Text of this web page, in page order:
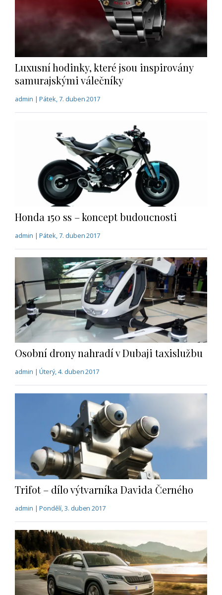
Luxusní hodinky, které jsou inspirovány
samurajskými válečníky
admin | Pátek, 7. duben 2017
Honda 150 ss – koncept budoucnosti
admin | Pátek, 7. duben 2017
Osobní drony nahradí v Dubaji taxislužbu
admin | Úterý, 4. duben 2017
Trifot – dílo výtvarníka Davida Černého
admin | Pondělí, 3. duben 2017